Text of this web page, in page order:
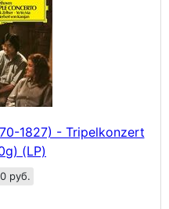
1827) - Tripelkonzert
(LP)
руб.